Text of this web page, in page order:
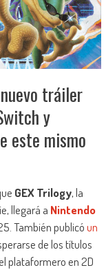
tráiler
y
este mismo
GEX Trilogy, la
llegará a Nintendo
También publicóun
de los títulos
plataformero en 2D